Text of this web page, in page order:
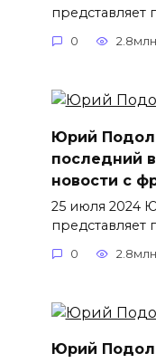
представляет
0
Юрий
последний
новости с
25 июля 2024
представляет
0
Юрий